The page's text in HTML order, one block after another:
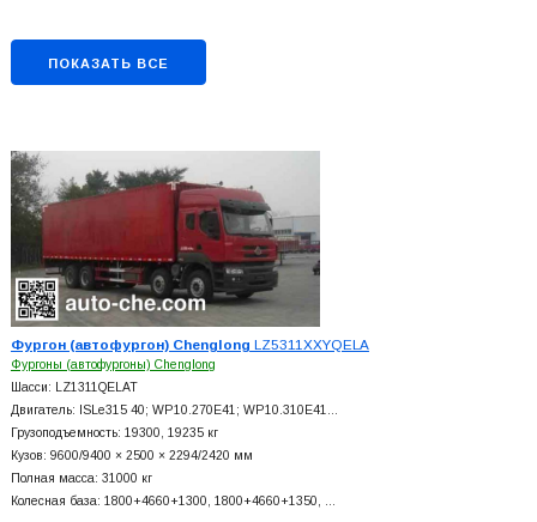
ПОКАЗАТЬ ВСЕ
Фургон (автофургон) Chenglong LZ5311XXYQELA
Фургоны (автофургоны) Chenglong
Шасси: LZ1311QELAT
Двигатель: ISLe315 40; WP10.270E41; WP10.310E41…
Грузоподъемность: 19300, 19235 кг
Кузов: 9600/9400 × 2500 × 2294/2420 мм
Полная масса: 31000 кг
Колесная база: 1800+4660+1300, 1800+4660+1350, …